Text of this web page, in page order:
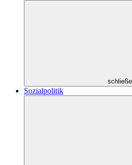
Sozialpolitik